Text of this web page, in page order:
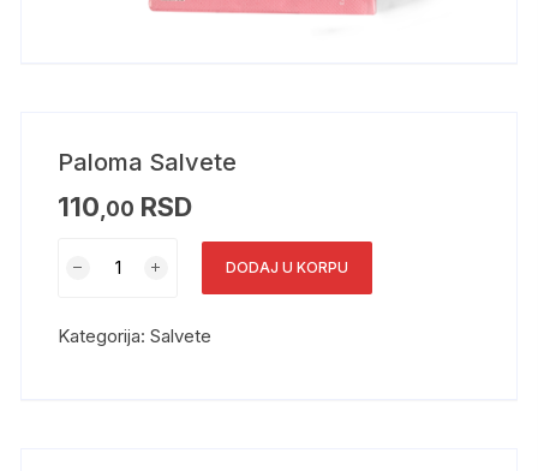
Paloma Salvete
110 ,00 RSD
DODAJ U KORPU
Kategorija:Salvete